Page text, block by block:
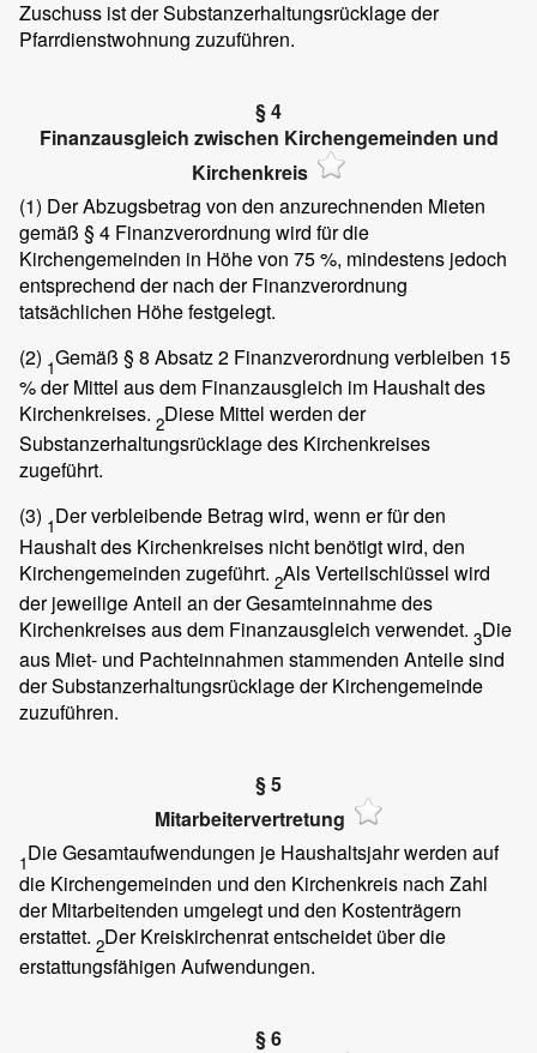
Zuschuss ist der Substanzerhaltungsrücklage der
Pfarrdienstwohnung zuzuführen.
§ 4
Finanzausgleich zwischen Kirchengemeinden und
Kirchenkreis
(1) Der Abzugsbetrag von den anzurechnenden Mieten
gemäß § 4 Finanzverordnung wird für die
Kirchengemeinden in Höhe von 75 %, mindestens jedoch
entsprechend der nach der Finanzverordnung
tatsächlichen Höhe festgelegt.
(2) 1Gemäß § 8 Absatz 2 Finanzverordnung verbleiben 15
% der Mittel aus dem Finanzausgleich im Haushalt des
Kirchenkreises. 2Diese Mittel werden der
Substanzerhaltungsrücklage des Kirchenkreises
zugeführt.
(3) 1Der verbleibende Betrag wird, wenn er für den
Haushalt des Kirchenkreises nicht benötigt wird, den
Kirchengemeinden zugeführt. 2Als Verteilschlüssel wird
der jeweilige Anteil an der Gesamteinnahme des
Kirchenkreises aus dem Finanzausgleich verwendet. 3Die
aus Miet- und Pachteinnahmen stammenden Anteile sind
der Substanzerhaltungsrücklage der Kirchengemeinde
zuzuführen.
§ 5
Mitarbeitervertretung
1Die Gesamtaufwendungen je Haushaltsjahr werden auf
die Kirchengemeinden und den Kirchenkreis nach Zahl
der Mitarbeitenden umgelegt und den Kostenträgern
erstattet. 2Der Kreiskirchenrat entscheidet über die
erstattungsfähigen Aufwendungen.
§ 6